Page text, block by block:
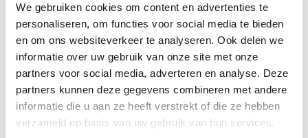
We gebruiken cookies om content en advertenties te
personaliseren, om functies voor social media te bieden
en om ons websiteverkeer te analyseren. Ook delen we
informatie over uw gebruik van onze site met onze
partners voor social media, adverteren en analyse. Deze
partners kunnen deze gegevens combineren met andere
informatie die u aan ze heeft verstrekt of die ze hebben
verzameld op basis van uw gebruik van hun services.